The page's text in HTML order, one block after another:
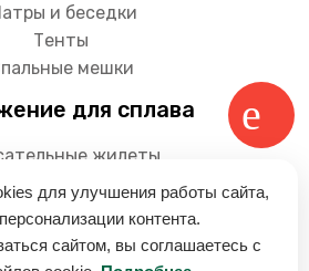
и беседки
Тенты
мешки
для сплава
жилеты
Гермоупаковки
для улучшения работы сайта,
контента.
сайтом, вы соглашаетесь с